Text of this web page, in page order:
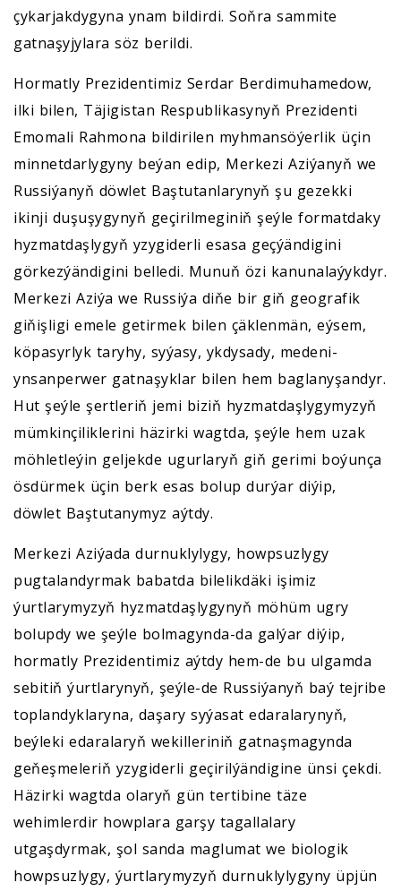
çykarjakdygyna ynam bildirdi. Soňra sammite
gatnaşyjylara söz berildi.
Hormatly Prezidentimiz Serdar Berdimuhamedow,
ilki bilen, Täjigistan Respublikasynyň Prezidenti
Emomali Rahmona bildirilen myhmansöýerlik üçin
minnetdarlygyny beýan edip, Merkezi Aziýanyň we
Russiýanyň döwlet Baştutanlarynyň şu gezekki
ikinji duşuşygynyň geçirilmeginiň şeýle formatdaky
hyzmatdaşlygyň yzygiderli esasa geçýändigini
görkezýändigini belledi. Munuň özi kanunalaýykdyr.
Merkezi Aziýa we Russiýa diňe bir giň geografik
giňişligi emele getirmek bilen çäklenmän, eýsem,
köpasyrlyk taryhy, syýasy, ykdysady, medeni-
ynsanperwer gatnaşyklar bilen hem baglanyşandyr.
Hut şeýle şertleriň jemi biziň hyzmatdaşlygymyzyň
mümkinçiliklerini häzirki wagtda, şeýle hem uzak
möhletleýin geljekde ugurlaryň giň gerimi boýunça
ösdürmek üçin berk esas bolup durýar diýip,
döwlet Baştutanymyz aýtdy.
Merkezi Aziýada durnuklylygy, howpsuzlygy
pugtalandyrmak babatda bilelikdäki işimiz
ýurtlarymyzyň hyzmatdaşlygynyň möhüm ugry
bolupdy we şeýle bolmagynda-da galýar diýip,
hormatly Prezidentimiz aýtdy hem-de bu ulgamda
sebitiň ýurtlarynyň, şeýle-de Russiýanyň baý tejribe
toplandyklaryna, daşary syýasat edaralarynyň,
beýleki edaralaryň wekilleriniň gatnaşmagynda
geňeşmeleriň yzygiderli geçirilýändigine ünsi çekdi.
Häzirki wagtda olaryň gün tertibine täze
wehimlerdir howplara garşy tagallalary
utgaşdyrmak, şol sanda maglumat we biologik
howpsuzlygy, ýurtlarymyzyň durnuklylygyny üpjün